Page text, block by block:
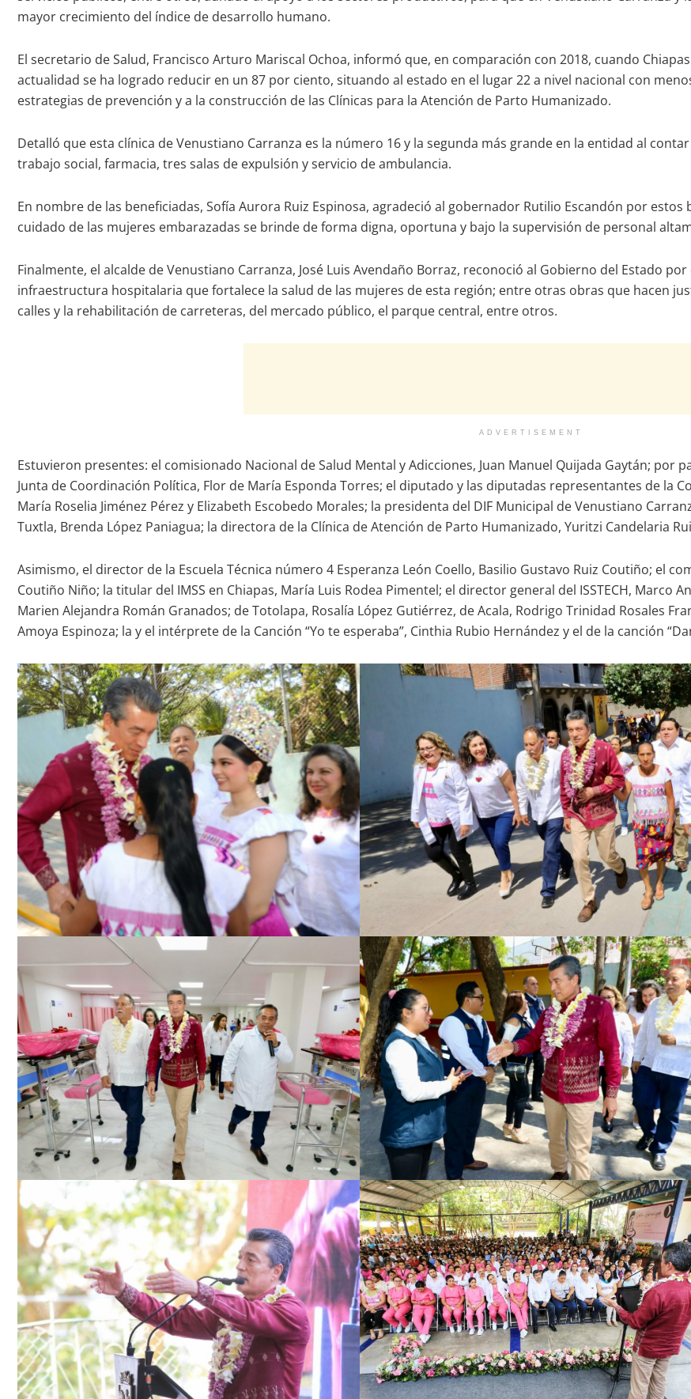
mayor crecimiento del índice de desarrollo humano.
El secretario de Salud, Francisco Arturo Mariscal Ochoa, informó que, en comparación con 2018, cuando
actualidad se ha logrado reducir en un 87 por ciento, situando al estado en el lugar 22 a nivel nacional con
estrategias de prevención y a la construcción de las Clínicas para la Atención de Parto Humanizado.
Detalló que esta clínica de Venustiano Carranza es la número 16 y la segunda más grande en la entidad al
trabajo social, farmacia, tres salas de expulsión y servicio de ambulancia.
En nombre de las beneficiadas, Sofía Aurora Ruiz Espinosa, agradeció al gobernador Rutilio Escandón por
cuidado de las mujeres embarazadas se brinde de forma digna, oportuna y bajo la supervisión de personal
Finalmente, el alcalde de Venustiano Carranza, José Luis Avendaño Borraz, reconoció al Gobierno del Estado
infraestructura hospitalaria que fortalece la salud de las mujeres de esta región; entre otras obras que hacen
calles y la rehabilitación de carreteras, del mercado público, el parque central, entre otros.
ADVERTISEMENT
Estuvieron presentes: el comisionado Nacional de Salud Mental y Adicciones, Juan Manuel Quijada Gaytán; por
Junta de Coordinación Política, Flor de María Esponda Torres; el diputado y las diputadas representantes de la
María Roselia Jiménez Pérez y Elizabeth Escobedo Morales; la presidenta del DIF Municipal de Venustiano
Tuxtla, Brenda López Paniagua; la directora de la Clínica de Atención de Parto Humanizado, Yuritzi Candelaria
Asimismo, el director de la Escuela Técnica número 4 Esperanza León Coello, Basilio Gustavo Ruiz Coutiño; el
Coutiño Niño; la titular del IMSS en Chiapas, María Luis Rodea Pimentel; el director general del ISSTECH, Marco
Marien Alejandra Román Granados; de Totolapa, Rosalía López Gutiérrez, de Acala, Rodrigo Trinidad Rosales
Amoya Espinoza; la y el intérprete de la Canción “Yo te esperaba”, Cinthia Rubio Hernández y el de la canción